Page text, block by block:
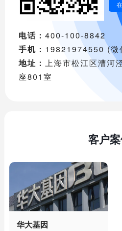
电话： 400-100-8842
手机： 19821974550 (微
地址： 上海市松江区漕河
座801室
客户
华大基因